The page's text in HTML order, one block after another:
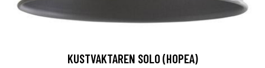
KUSTVAKTAREN SOLO (HOPEA)